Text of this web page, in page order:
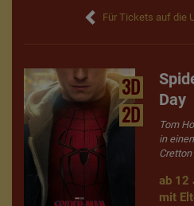
Für Tickets auf die
3D
2D
Day
Tom
in
Cretton
ab 12
mit